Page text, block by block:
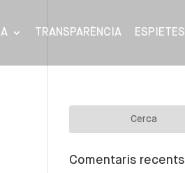
TRANSPARÈNCIA ESPIETES
Comentaris recents